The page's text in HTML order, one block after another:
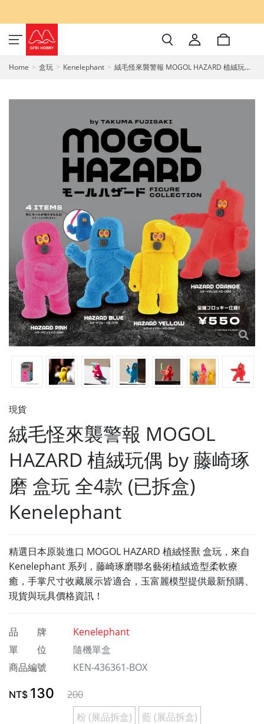
Home 盒玩 Kenelephant
絨毛怪來襲警報 MOGOL HAZARD 植絨玩偶
現貨
絨毛怪來襲警報 MOGOL
HAZARD 植絨玩偶 by 藤崎琢
磨 盒玩 全4款 (已拆盒)
Kenelephant
精選日本原裝進口 MOGOL HAZARD 植絨怪獸 盒玩，來自
Kenelephant 系列，藤崎琢磨聯名藝術植絨造型柔軟療
癒，手掌尺寸收藏展示皆適合，玉富麗模型提供最新預購、
現貨與玩具價格資訊！
品 牌
Kenelephant
單 位
隨機單盒
商品編號
KEN-436361-BOX
NT$ 130 200
粉 (展品拆盒)
藍 (展品拆盒)